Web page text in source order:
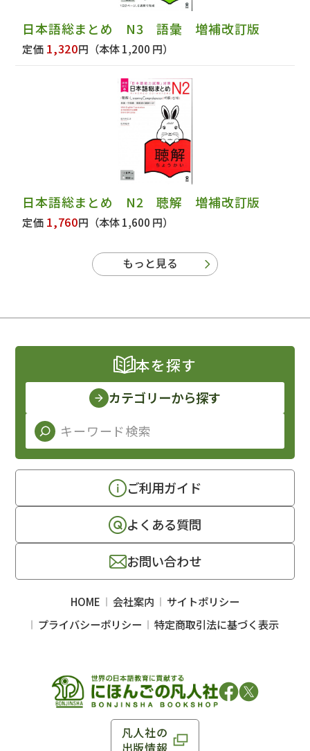
日本語総まとめ N3 語彙 増補改訂版
定価 1,320円 （本体 1,200 円）
日本語総まとめ N2 聴解 増補改訂版
定価 1,760円 （本体 1,600 円）
もっと見る
凡人社の
出版情報
本を探す
カテゴリーから探す
ご利用ガイド
よくある質問
お問い合わせ
HOME 会社案内
サイトポリシー
プライバシーポリシー
特定商取引法に基づく表示